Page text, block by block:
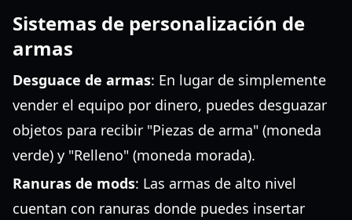
Sistemas de personalización de
armas
Desguace de armas: En lugar de simplemente
vender el equipo por dinero, puedes desguazar
objetos para recibir "Piezas de arma" (moneda
verde) y "Relleno" (moneda morada).
Ranuras de mods: Las armas de alto nivel
cuentan con ranuras donde puedes insertar